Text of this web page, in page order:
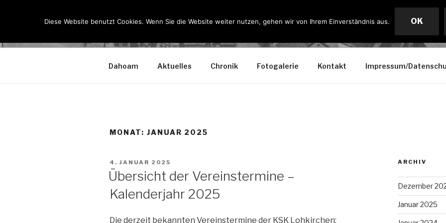
Dahoam Aktuelles Chronik Fotogalerie Kontakt Impressum/
MONAT: JANUAR 2025
VERÖFFENTLICHT
AM
4. JANUAR 2025
Übersicht der Vereinstermine –
Kalenderjahr 2025
Die derzeit bekannten Vereinstermine der KSK Lohkirchen:
ARCHIV
Dezember
Januar 2025
Diese Website benutzt Cookies. Wenn Sie die Website weiter nutzen, gehen wir von Ihrem Einverständnis aus. OK